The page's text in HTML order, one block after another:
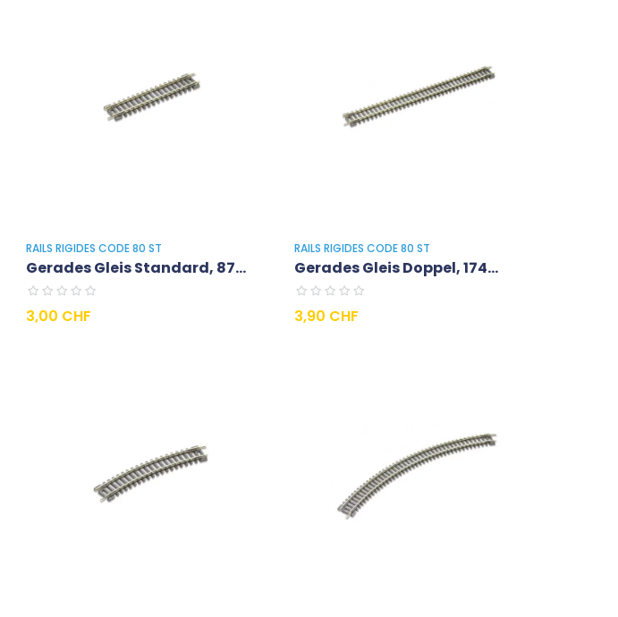
RAILS RIGIDES CODE 80 ST
Gerades Gleis Standard, 87...
Preis
3,00 CHF
RAILS RIGIDES CODE 80 ST
Gerades Gleis Doppel, 174...
Preis
3,90 CHF